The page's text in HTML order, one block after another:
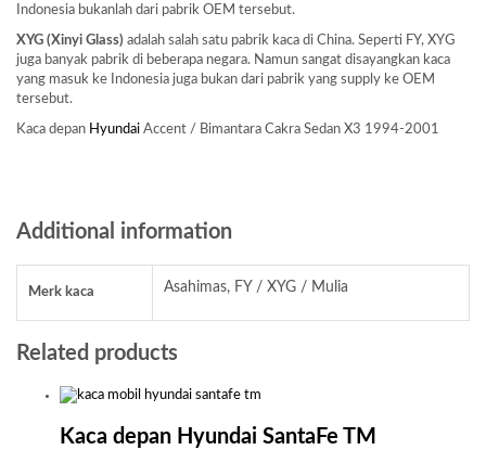
Indonesia bukanlah dari pabrik OEM tersebut.
XYG (Xinyi Glass) adalah salah satu pabrik kaca di China. Seperti FY, XYG
juga banyak pabrik di beberapa negara. Namun sangat disayangkan kaca
yang masuk ke Indonesia juga bukan dari pabrik yang supply ke OEM
tersebut.
Kaca depan Hyundai Accent / Bimantara Cakra Sedan X3 1994-2001
Additional information
Merk kaca Asahimas, FY / XYG / Mulia
Related products
Kaca depan Hyundai SantaFe TM